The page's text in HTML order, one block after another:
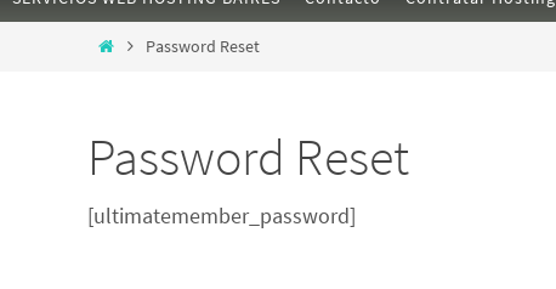
to
HomePassword Reset
Password Reset
[ultimatemember_password]